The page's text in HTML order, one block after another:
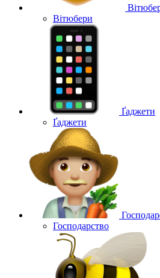
Вітюбери
Ґаджети
Ґаджети
Господарство